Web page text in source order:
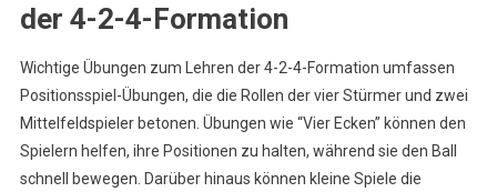
der 4-2-4-Formation
Wichtige Übungen zum Lehren der 4-2-4-Formation umfassen
Positionsspiel-Übungen, die die Rollen der vier Stürmer und zwei
Mittelfeldspieler betonen. Übungen wie “Vier Ecken” können den
Spielern helfen, ihre Positionen zu halten, während sie den Ball
schnell bewegen. Darüber hinaus können kleine Spiele die